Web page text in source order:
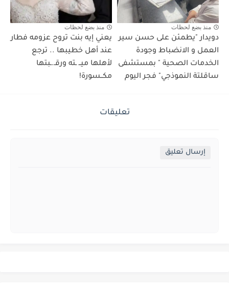
منذ بضع لحظات
دويدار "يطمئن على حسن سير
العمل و الانضباط وجودة
الخدمات الصحية " بمستشفى
ساقلتة النموذجي" فجر اليوم
منذ بضع لحظات
يعني إيه بنت تروح عزومه فطار
عند أهل خطيبها .. ترجع
لأهلها ميــ ـته ورقـ.ـبتها
مكــسورة!
تعليقات
إرسال تعليق